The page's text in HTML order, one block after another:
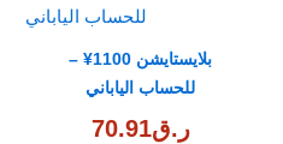
بلايستايشن 1100¥ –
للحساب الياباني
ر.ق70.91